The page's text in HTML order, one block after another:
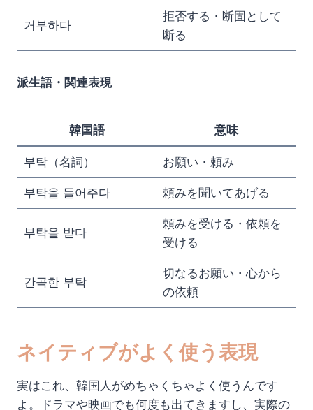
거부하다
拒否する・断固として
断る
派生語・関連表現
韓国語 意味
부탁（名詞） お願い・頼み
부탁을 들어주다 頼みを聞いてあげる
부탁을 받다
頼みを受ける・依頼を
受ける
간곡한 부탁
切なるお願い・心から
の依頼
ネイティブがよく使う表現
実はこれ、韓国人がめちゃくちゃよく使うんです
よ。ドラマや映画でも何度も出てきますし、実際の